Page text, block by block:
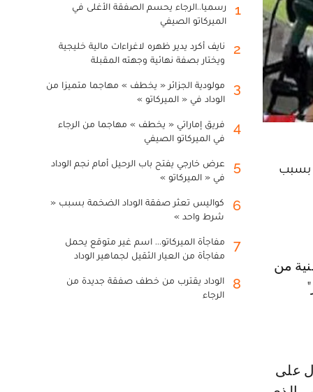
بسبب
على
1
رسميا..الرجاء يحسم الصفقة الأغلى في
الميركاتو الصيفي
2
نايف أكرد يدير ظهره لاغراءات مالية خليجية
ويختار بصفة نهائية وجهته المقبلة
3
مولودية الجزائر « يخطف » مهاجما متميزا من
الوداد في « الميركاتو »
4
فريق إماراتي « يخطف » مهاجما من الرجاء
في الميركاتو الصيفي
5
عرض خارجي يفتح باب الرحيل أمام نجم الوداد
في « الميركاتو »
6
كواليس تعثر صفقة الوداد الضخمة بسبب «
شرط واحد »
7
مفاجأة الميركاتو... اسم غير متوقع يحمل
مفاجأة من العيار الثقيل لجماهير الوداد
8
الوداد يقترب من خطف صفقة جديدة من
الرجاء